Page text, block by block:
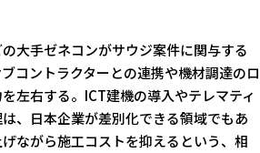
大手ゼネコンがサウジ案件に関与する
コントラクターとの連携や機材調達のロ
左右する。ICT建機の導入やテレマティ
、日本企業が差別化できる領域でもあ
ながら施工コストを抑えるという、相